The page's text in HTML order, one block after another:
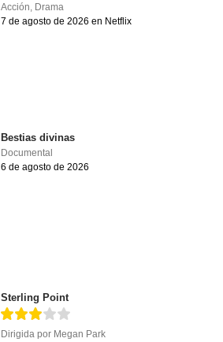
Acción Drama
7 de agosto de 2026 en Netflix
Bestias divinas
Documental
6 de agosto de 2026
Sterling Point
Dirigida por Megan Park